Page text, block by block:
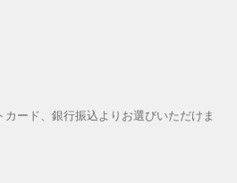
ード、銀行振込よりお選びいただけま